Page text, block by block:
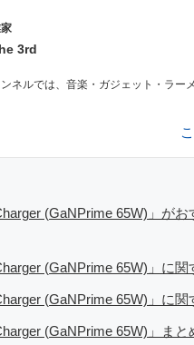
3rd
ネルでは、音楽・ガジェット・ラー
(GaNPrime 65W)」が
(GaNPrime 65W)」に関
(GaNPrime 65W)」に関
(GaNPrime 65W)」まと